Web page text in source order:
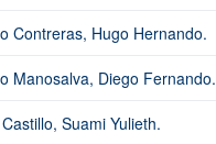
Contreras, Hugo Hernando.
Manosalva, Diego Fernando.
Suami Yulieth.